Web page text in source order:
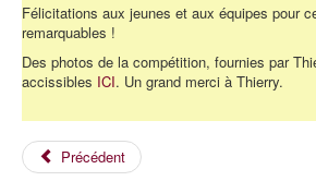
Félicitations aux jeunes et aux équipes pour
remarquables !
Des photos de la compétition, fournies par
accissibles ICI. Un grand merci à Thierry.
Précédent